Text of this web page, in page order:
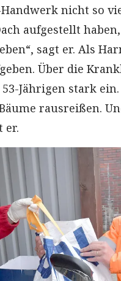
nicht so
aufgestellt
sagt er. Als
Über die
Jährigen stark ein.
rausreißen.
er.